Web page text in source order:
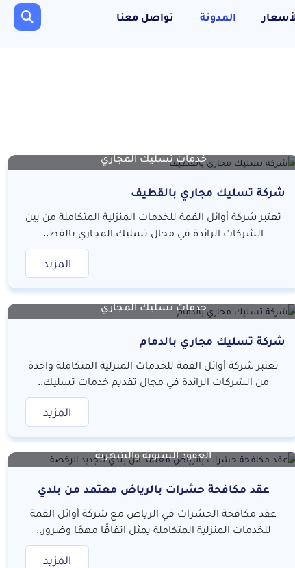
المدونة تواصل معنا
خدمات تسليك المجاري
شركة تسليك مجاري بالقطيف
تعتبر شركة أوائل القمة للخدمات المنزلية المتكاملة من بين
الشركات الرائدة في مجال تسليك المجاري بالقط..
المزيد
خدمات تسليك المجاري
شركة تسليك مجاري بالدمام
تعتبر شركة أوائل القمة للخدمات المنزلية المتكاملة واحدة
من الشركات الرائدة في مجال تقديم خدمات تسليك..
المزيد
العقود السنوية والشهرية
عقد مكافحة حشرات بالرياض معتمد من بلدي
لتجديد الرخصة
عقد مكافحة الحشرات في الرياض مع شركة أوائل القمة
للخدمات المنزلية المتكاملة يمثل اتفاقًا مهمًا وضرور..
المزيد